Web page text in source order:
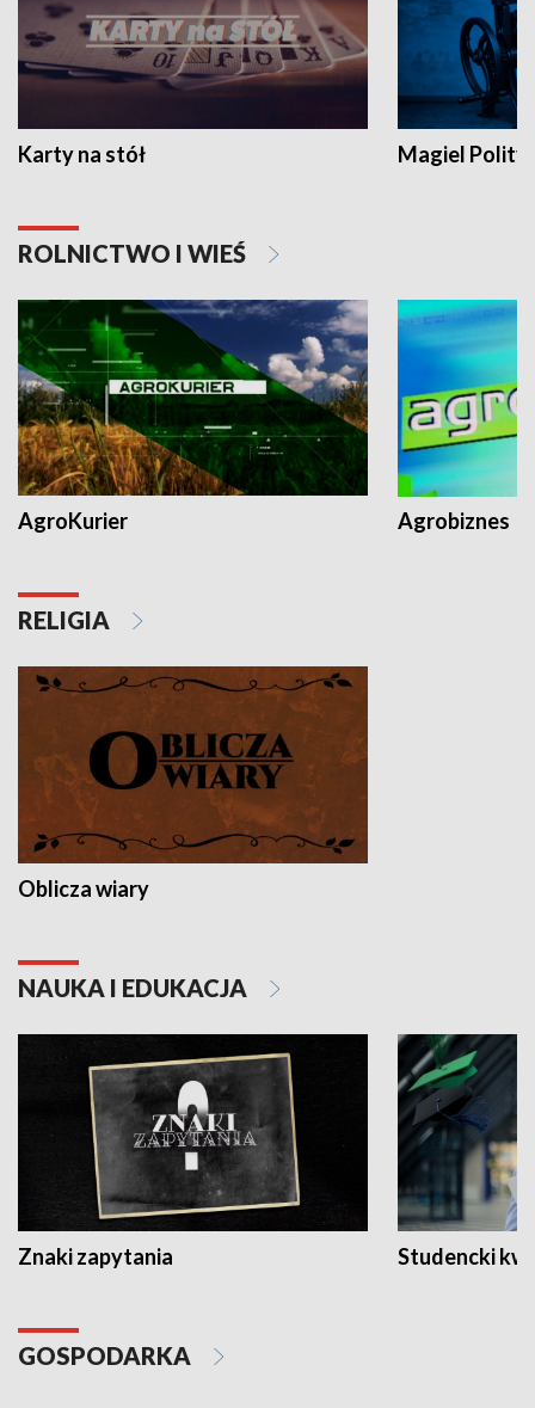
Karty na stół Magiel
ROLNICTWO I WIEŚ
AgroKurier Agrobiznes
RELIGIA
Oblicza wiary
NAUKA I EDUKACJA
Znaki zapytania Studencki
GOSPODARKA